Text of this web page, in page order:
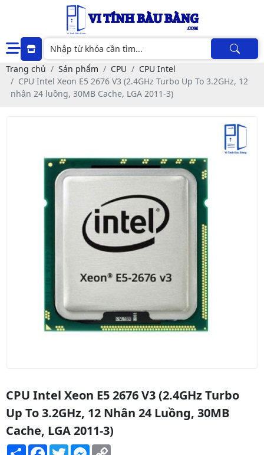
Trang chủ Sản phẩm CPU
CPU Intel
CPU Intel Xeon E5 2676 V3 (2.4GHz Turbo Up To 3.2GHz, 12
nhân 24 luồng, 30MB Cache, LGA 2011-3)
CPU Intel Xeon E5 2676 V3 (2.4GHz Turbo
Up To 3.2GHz, 12 Nhân 24 Luồng, 30MB
Cache, LGA 2011-3)
Share Facebook
TwitterMessenger